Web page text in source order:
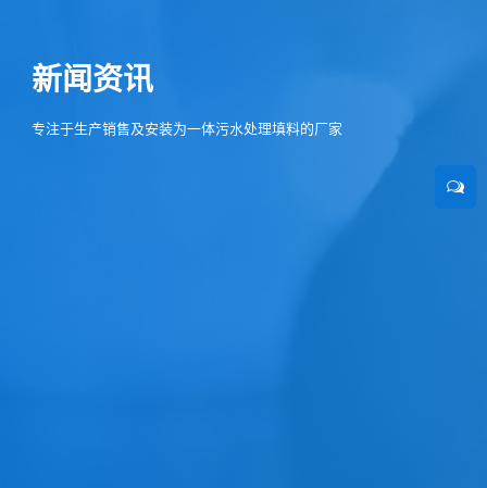
新闻资讯
专注于生产销售及安装为一体污水处理填料的厂家